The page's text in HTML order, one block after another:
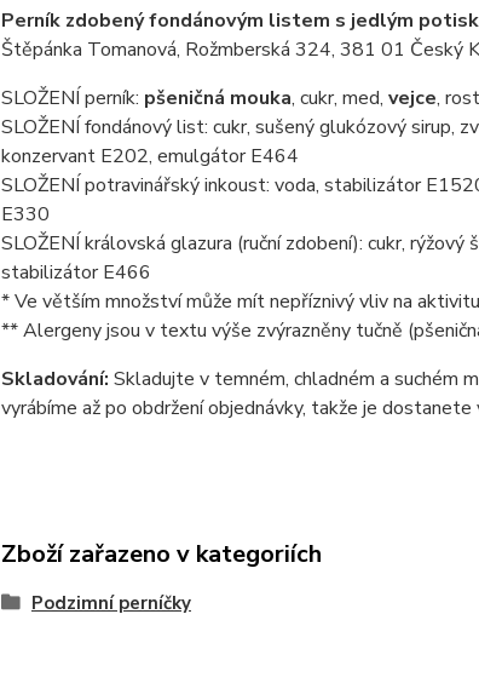
Perník zdobený fondánovým listem s jedlým
Štěpánka Tomanová, Rožmberská 324, 381 01 Český
SLOŽENÍ perník: pšeničná mouka, cukr, med, vejce,
SLOŽENÍ fondánový list: cukr, sušený glukózový sirup,
konzervant E202, emulgátor E464
SLOŽENÍ potravinářský inkoust: voda, stabilizátor
E330
SLOŽENÍ královská glazura (ruční zdobení): cukr, rýžový
stabilizátor E466
* Ve větším množství může mít nepříznivý vliv na
** Alergeny jsou v textu výše zvýrazněny tučně
Skladování: Skladujte v temném, chladném a suchém
vyrábíme až po obdržení objednávky, takže je
Zboží zařazeno v kategoriích
Podzimní perníčky